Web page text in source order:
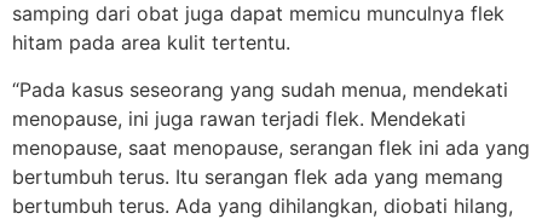
samping dari obat juga dapat memicu munculnya flek
hitam pada area kulit tertentu.
“Pada kasus seseorang yang sudah menua, mendekati
menopause, ini juga rawan terjadi flek. Mendekati
menopause, saat menopause, serangan flek ini ada yang
bertumbuh terus. Itu serangan flek ada yang memang
bertumbuh terus. Ada yang dihilangkan, diobati hilang,